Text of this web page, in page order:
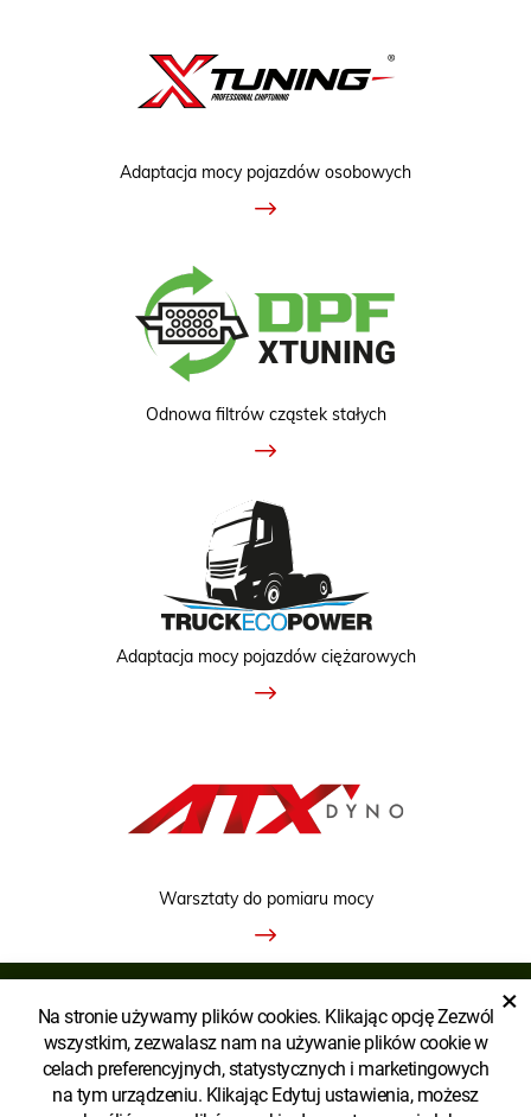
Na stronie używamy plików cookies. Klikając opcję Zezwól
wszystkim, zezwalasz nam na używanie plików cookie w
celach preferencyjnych, statystycznych i marketingowych
na tym urządzeniu. Klikając Edytuj ustawienia, możesz
×
Adaptacja mocy pojazdów osobowych
Odnowa filtrów cząstek stałych
Adaptacja mocy pojazdów ciężarowych
Warsztaty do pomiaru mocy
WYŚWIETLIĆ WERSJĘ KLASYCZNĄ